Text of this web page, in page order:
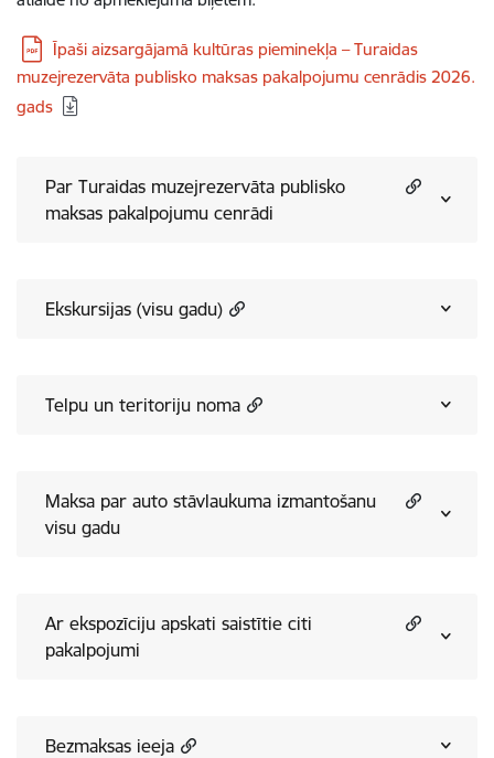
Īpaši aizsargājamā kultūras pieminekļa – Turaidas
muzejrezervāta publisko maksas pakalpojumu cenrādis 2026.
gads
Par Turaidas muzejrezervāta publisko
maksas pakalpojumu cenrādi
Ekskursijas (visu gadu)
Telpu un teritoriju noma
Maksa par auto stāvlaukuma izmantošanu
visu gadu
Ar ekspozīciju apskati saistītie citi
pakalpojumi
Bezmaksas ieeja